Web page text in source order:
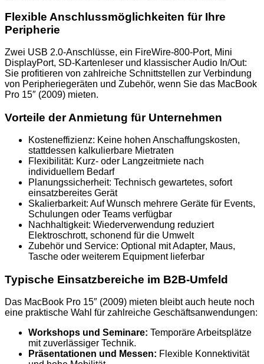
Flexible Anschlussmöglichkeiten für Ihre
Peripherie
Zwei USB 2.0-Anschlüsse, ein FireWire-800-Port, Mini
DisplayPort, SD-Kartenleser und klassischer Audio In/Out:
Sie profitieren von zahlreiche Schnittstellen zur Verbindung
von Peripheriegeräten und Zubehör, wenn Sie das MacBook
Pro 15″ (2009) mieten.
Vorteile der Anmietung für Unternehmen
Kosteneffizienz: Keine hohen Anschaffungskosten,
stattdessen kalkulierbare Mietraten
Flexibilität: Kurz- oder Langzeitmiete nach
individuellem Bedarf
Planungssicherheit: Technisch gewartetes, sofort
einsatzbereites Gerät
Skalierbarkeit: Auf Wunsch mehrere Geräte für Events,
Schulungen oder Teams verfügbar
Nachhaltigkeit: Wiederverwendung reduziert
Elektroschrott, schonend für die Umwelt
Zubehör und Service: Optional mit Adapter, Maus,
Tasche oder weiterem Equipment lieferbar
Typische Einsatzbereiche im B2B-Umfeld
Das MacBook Pro 15″ (2009) mieten bleibt auch heute noch
eine praktische Wahl für zahlreiche Geschäftsanwendungen:
Workshops und Seminare: Temporäre Arbeitsplätze
mit zuverlässiger Technik.
Präsentationen und Messen: Flexible Konnektivität